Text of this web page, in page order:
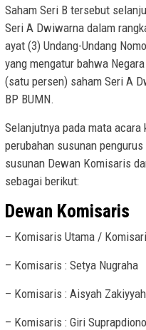
Saham Seri B tersebut
Seri A Dwiwarna dalam
ayat (3) Undang-Undang
yang mengatur bahwa
(satu persen) saham Seri A
BP BUMN.
Selanjutnya pada mata acara
perubahan susunan
susunan Dewan Komisaris
sebagai berikut:
Dewan Komisaris
– Komisaris Utama /
– Komisaris : Setya Nugraha
– Komisaris : Aisyah Zakiyyah
– Komisaris : Giri Suprapdiono